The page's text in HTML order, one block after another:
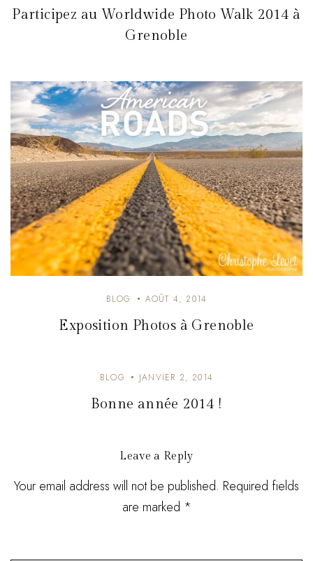
Participez au Worldwide Photo Walk 2014 à
Grenoble
BLOG AOÛT 4, 2014
Exposition Photos à Grenoble
BLOG JANVIER 2, 2014
Bonne année 2014 !
Leave a Reply
Your email address will not be published. Required fields
are marked *